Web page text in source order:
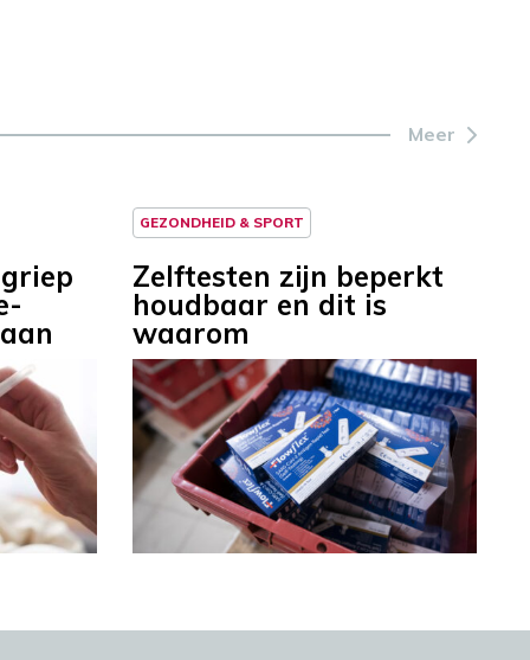
Meer
GEZONDHEID & SPORT
Zelftesten zijn beperkt
houdbaar en dit is
waarom